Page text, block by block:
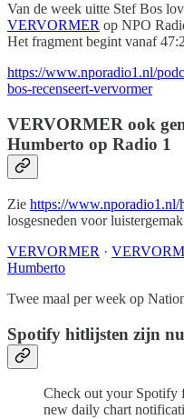
Van de week uitte Stef Bos
VERVORMER op NPO
Het fragment begint vanaf
https://www.nporadio1.nl/
bos-recenseert-vervormer
VERVORMER ook
Humberto op Radio 1
Zie https://www.nporadio1.nl/
losgesneden voor
VERVORMER ·
Humberto
Twee maal per week op
Spotify hitlijsten zijn
Check out your Spotify
new daily chart